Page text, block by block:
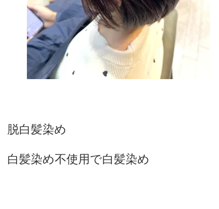
脱白髪染め
白髪染め不使用で白髪染め